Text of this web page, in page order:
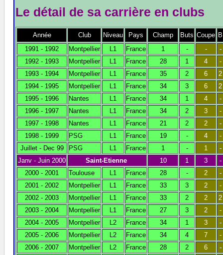
Le détail de sa carrière en clubs
Année Club Niveau Pays Champ Buts Coupe B
1991 - 1992
Montpellier L1 France 1 - -
-
1992 - 1993
Montpellier L1 France 28 1 4
-
1993 - 1994
Montpellier L1 France 35 2 6
2
1994 - 1995
Montpellier L1 France 34 3 6
2
1995 - 1996
Nantes L1 France 34 1 4
-
1996 - 1997
Nantes L1 France 34 2 3
-
1997 - 1998
Nantes L1 France 21 2 2
-
1998 - 1999
PSG L1 France 19 - 4
-
Juillet - Dec 99
PSG L1 France 1 - 1
-
Janv - Juin 2000
Saint-Etienne 10 1 3
-
2000 - 2001
Toulouse L1 France 28 - 2
-
2001 - 2002
Montpellier L1 France 33 3 2
-
2002 - 2003
Montpellier L1 France 33 2 2
2
2003 - 2004
Montpellier L1 France 27 3 2
-
2004 - 2005
Montpellier L2 France 34 1 3
-
2005 - 2006
Montpellier L2 France 34 4 7
-
2006 - 2007
Montpellier L2 France 28 2 6
-